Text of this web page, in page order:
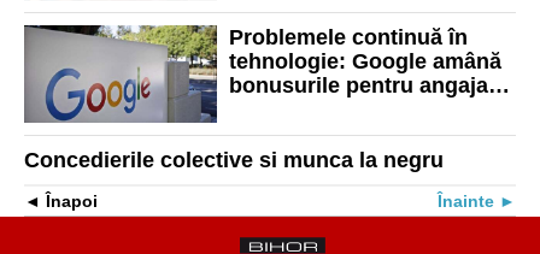
Problemele continuă în
tehnologie: Google amână
bonusurile pentru angajaţi
oficială a 12.000 de angajați
Concedierile colective si munca la negru
Înapoi Înainte